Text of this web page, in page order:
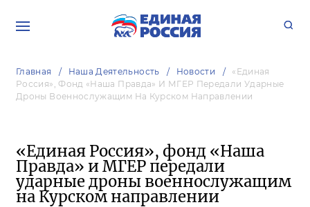
Главная Наша Деятельность Новости
«Единая
Россия», Фонд «Наша Правда» И МГЕР Передали Ударные
Дроны Военнослужащим На Курском Направлении
«Единая Россия», фонд «Наша
Правда» и МГЕР передали
ударные дроны военнослужащим
на Курском направлении